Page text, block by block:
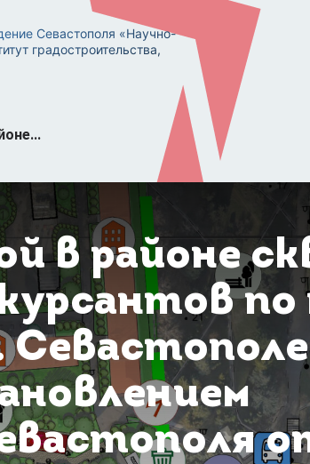
Севастополя «Научно-
градостроительства,
в районе
Севастополе